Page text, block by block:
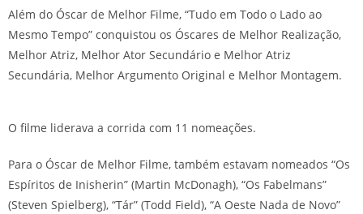
Além do Óscar de Melhor Filme, “Tudo em Todo o Lado ao
Mesmo Tempo” conquistou os Óscares de Melhor Realização,
Melhor Atriz, Melhor Ator Secundário e Melhor Atriz
Secundária, Melhor Argumento Original e Melhor Montagem.
O filme liderava a corrida com 11 nomeações.
Para o Óscar de Melhor Filme, também estavam nomeados “Os
Espíritos de Inisherin” (Martin McDonagh), “Os Fabelmans”
(Steven Spielberg), “Tár” (Todd Field), “A Oeste Nada de Novo”